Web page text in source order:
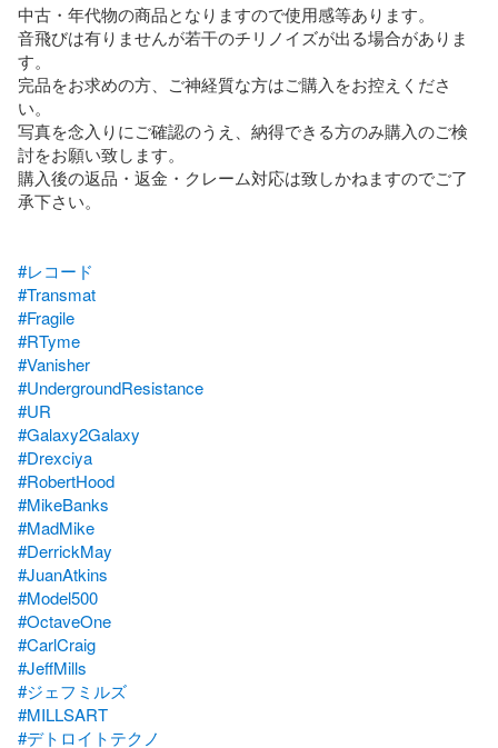
中古・年代物の商品となりますので使用感等あります。
音飛びは有りませんが若干のチリノイズが出る場合がありま
す。
完品をお求めの方、ご神経質な方はご購入をお控えくださ
い。
写真を念入りにご確認のうえ、納得できる方のみ購入のご検
討をお願い致します。
購入後の返品・返金・クレーム対応は致しかねますのでご了
承下さい。
#レコード
#Transmat
#Fragile
#RTyme
#Vanisher
#UndergroundResistance
#UR
#Galaxy2Galaxy
#Drexciya
#RobertHood
#MikeBanks
#MadMike
#DerrickMay
#JuanAtkins
#Model500
#OctaveOne
#CarlCraig
#JeffMills
#ジェフミルズ
#MILLSART
#デトロイトテクノ